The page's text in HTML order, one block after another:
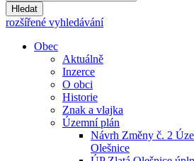
Hledat
rozšířené vyhledávání
Obec
Aktuálně
Inzerce
O obci
Historie
Znak a vlajka
Územní plán
Návrh Změny č. 2
Olešnice